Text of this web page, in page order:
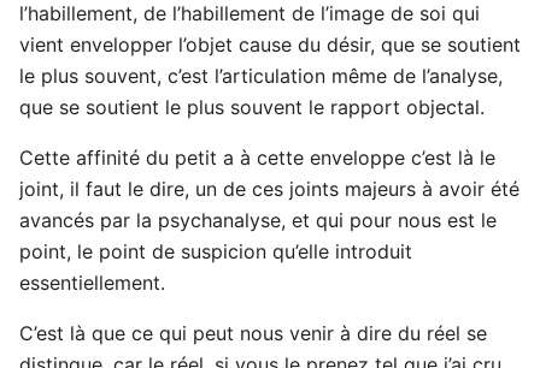
l’habillement, de l’habillement de l’image de soi qui
vient envelopper l’objet cause du désir, que se soutient
le plus souvent, c’est l’articulation même de l’analyse,
que se soutient le plus souvent le rapport objectal.
Cette affinité du petit a à cette enveloppe c’est là le
joint, il faut le dire, un de ces joints majeurs à avoir été
avancés par la psychanalyse, et qui pour nous est le
point, le point de suspicion qu’elle introduit
essentiellement.
C’est là que ce qui peut nous venir à dire du réel se